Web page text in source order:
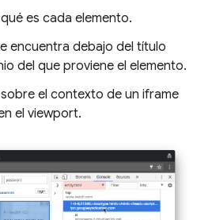
es cada elemento.
encuentra debajo del título
del que proviene el elemento.
el contexto de un iframe
el viewport.